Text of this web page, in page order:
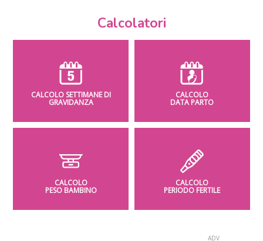
Calcolatori
CALCOLO SETTIMANE DI
GRAVIDANZA
CALCOLO
DATA PARTO
CALCOLO
PESO BAMBINO
CALCOLO
PERIODO FERTILE